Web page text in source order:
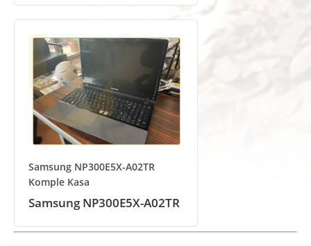
Samsung NP300E5X-A02TR
Komple Kasa
Samsung NP300E5X-A02TR